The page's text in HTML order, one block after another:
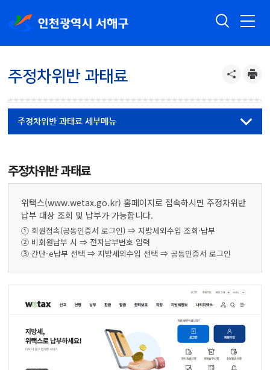
주정차위반 과태료
주정차위반 과태료 세부메뉴
주정차위반 과태료
위택스(www.wetax.go.kr) 홈페이지로 접속하시면 주정차위반
납부 대상 조회 및 납부가 가능합니다.
① 회원접속(공동인증서 로그인) ⇒ 지방세외수입 조회·납부
② 비회원납부 시 ⇒ 전자납부번호 입력
③ 간단-e납부 선택 ⇒ 지방세외수입 선택 ⇒ 공동인증서 로그인